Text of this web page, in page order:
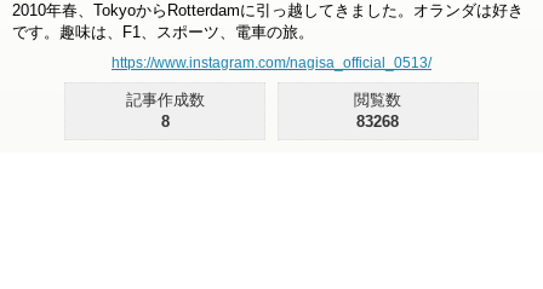
2010年春、TokyoからRotterdamに引っ越してきました。オランダは好き
です。趣味は、F1、スポーツ、電車の旅。
https://www.instagram.com/nagisa_official_0513/
記事作成数
8
閲覧数
83268